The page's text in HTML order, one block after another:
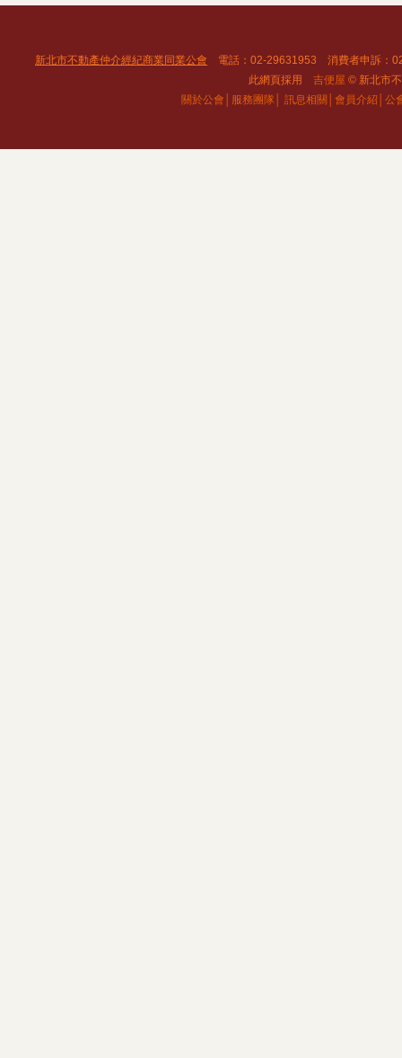
新北市不動產仲介經紀商業同業公會 電話：02-29631953 消費者申訴：
此網頁採用 吉便屋 © 新北市
關於公會│ 服務團隊│ 訊息相關│ 會員介紹│ 公